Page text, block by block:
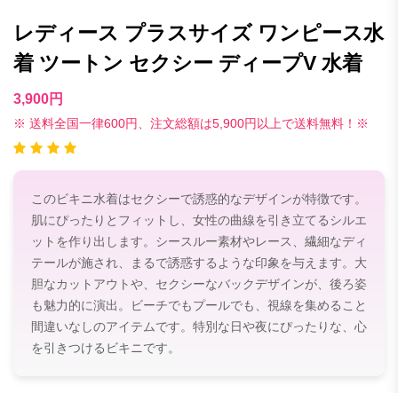
レディース プラスサイズ ワンピース水
着 ツートン セクシー ディープV 水着
3,900円
※ 送料全国一律600円、注文総額は5,900円以上で送料無料！※
このビキニ水着はセクシーで誘惑的なデザインが特徴です。
肌にぴったりとフィットし、女性の曲線を引き立てるシルエ
ットを作り出します。シースルー素材やレース、繊細なディ
テールが施され、まるで誘惑するような印象を与えます。大
胆なカットアウトや、セクシーなバックデザインが、後ろ姿
も魅力的に演出。ビーチでもプールでも、視線を集めること
間違いなしのアイテムです。特別な日や夜にぴったりな、心
を引きつけるビキニです。